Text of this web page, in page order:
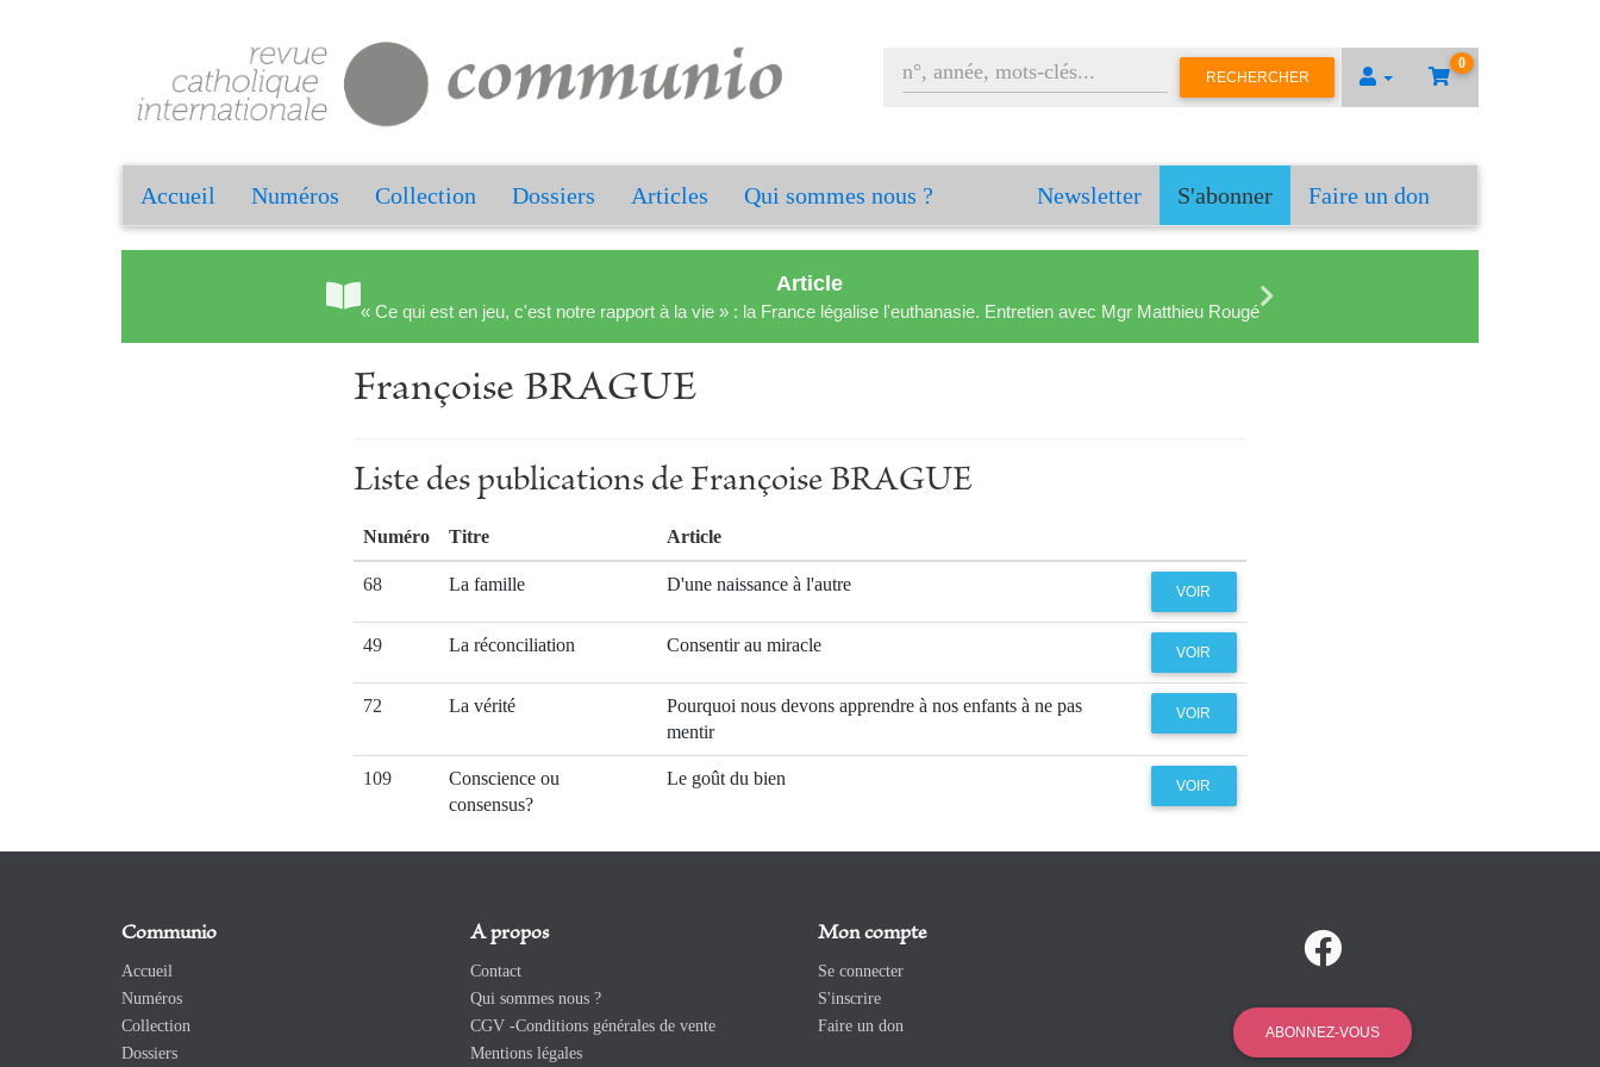
0
RECHERCHER
Accueil Numéros Collection Dossiers Articles Qui sommes nous ? Newsletter S'abonner Faire un don
Article
« Ce qui est en jeu, c'est notre rapport à la vie » : la France légalise l'euthanasie. Entretien avec Mgr Matthieu Rougé
Françoise BRAGUE
Liste des publications de Françoise BRAGUE
Numéro Titre Article
68 La famille D'une naissance à l'autre VOIR
49 La réconciliation Consentir au miracle VOIR
72 La vérité
Pourquoi nous devons apprendre à nos enfants à ne pas
mentir
VOIR
109
Conscience ou
consensus?
Le goût du bien VOIR
Communio
Accueil
Numéros
Collection
Dossiers
A propos
Contact
Qui sommes nous ?
CGV -Conditions générales de vente
Mentions légales
Mon compte
Se connecter
S'inscrire
Faire un don
ABONNEZ-VOUS